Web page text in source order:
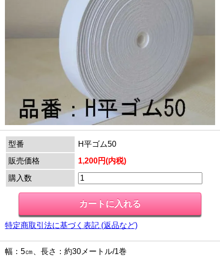
型番
H平ゴム50
販売価格
1,200円(内税)
購入数
特定商取引法に基づく表記 (返品など)
幅：5㎝、長さ：約30メートル/1巻